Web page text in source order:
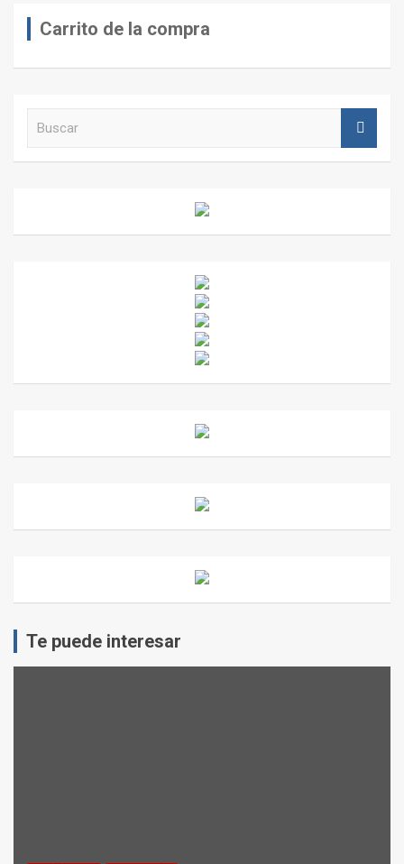
Carrito de la compra
Te puede interesar